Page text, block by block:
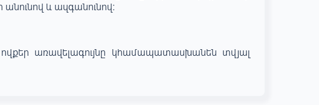
և ազգանունով:
առավելագույնը կհամապատասխանեն տվյալ